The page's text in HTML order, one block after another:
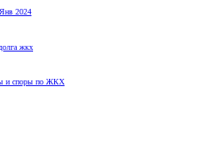
2024
жкх
и споры по ЖКХ